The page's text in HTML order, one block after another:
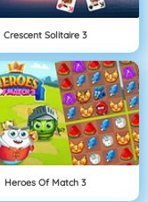
Crescent Solitaire 3
Heroes Of Match 3